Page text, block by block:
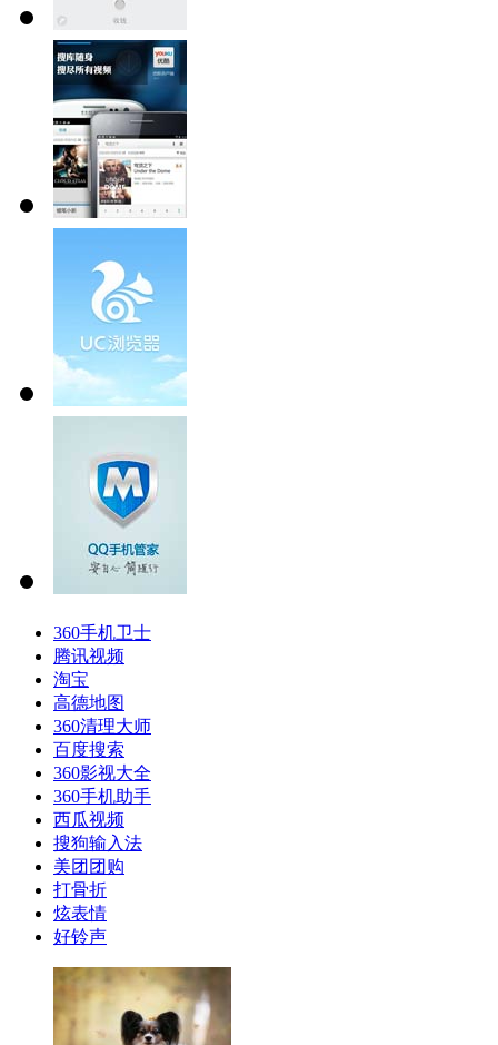
360手机卫士
腾讯视频
淘宝
高德地图
360清理大师
百度搜索
360影视大全
360手机助手
西瓜视频
搜狗输入法
美团团购
打骨折
炫表情
好铃声